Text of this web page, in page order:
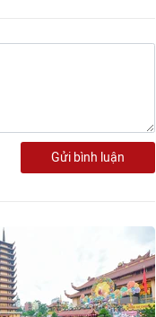
Gửi bình luận